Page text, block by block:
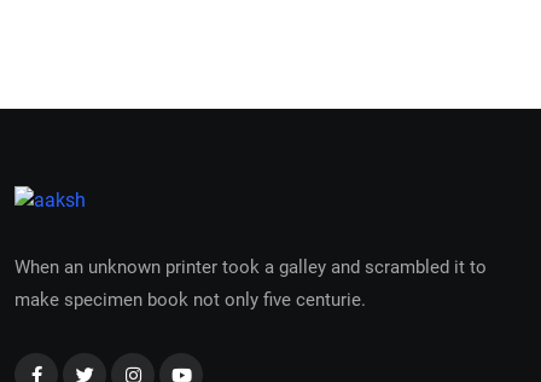
When an unknown printer took a galley and scrambled it to
make specimen book not only five centurie.